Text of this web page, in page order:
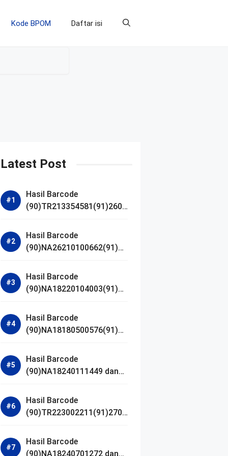
Kode BPOM Daftar isi
Latest Post
Hasil Barcode
(90)TR213354581(91)2607
Hasil Barcode
(90)NA26210100662(91)24
Hasil Barcode
(90)NA18220104003(91)25
Hasil Barcode
(90)NA18180500576(91)21
Hasil Barcode
(90)NA18240111449 dan
Hasil Barcode
(90)TR223002211(91)2701
Hasil Barcode
(90)NA18240701272 dan